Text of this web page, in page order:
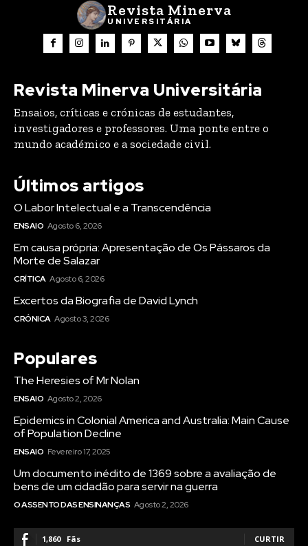
Revista Minerva
UNIVERSITÁRIA
Revista Minerva Universitária
Ensaios, críticas e crónicas de estudantes,
investigadores e professores. Uma ponte entre o
mundo académico e a sociedade civil.
Últimos artigos
O Labor Intelectual e a Transcendência
ENSAIO Agosto 6, 2026
Em causa própria: Apresentação de Os Pássaros da
Morte de Salazar
CRÍTICA Agosto 6, 2026
Excertos da Biografia de David Lynch
CRÓNICA Agosto 3, 2026
Populares
The Heresies of Mr Nolan
ENSAIO Agosto 2, 2026
Epidemics in Colonial America and Australia: Main Cause
of Population Decline
ENSAIO Fevereiro 17, 2025
Um documento inédito de 1369 sobre a avaliação de
bens de um cidadão para servir na guerra
O ASSENTO DAS ENSINANÇAS Agosto 2, 2026
1,860 Fãs CURTIR